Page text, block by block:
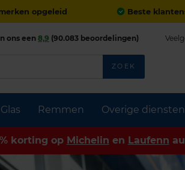
opgeleid Beste
Glas Remmen Overige diensten
ons een 8,9 (90.083 beoordelingen)
ZOEK
korting op Michelin en Laufenn